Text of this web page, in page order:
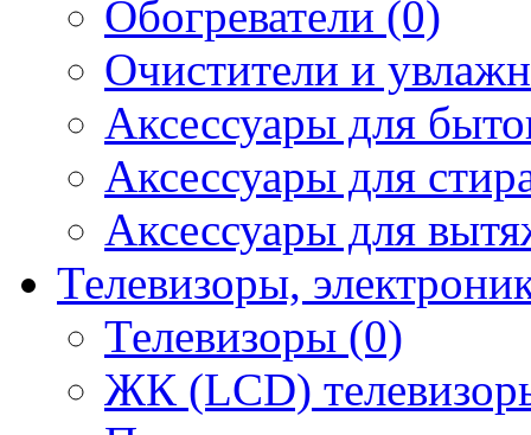
Обогреватели (0)
Очистители и
Аксессуары для
Аксессуары для
Аксессуары для
Телевизоры,
Телевизоры (0)
ЖК (LCD)